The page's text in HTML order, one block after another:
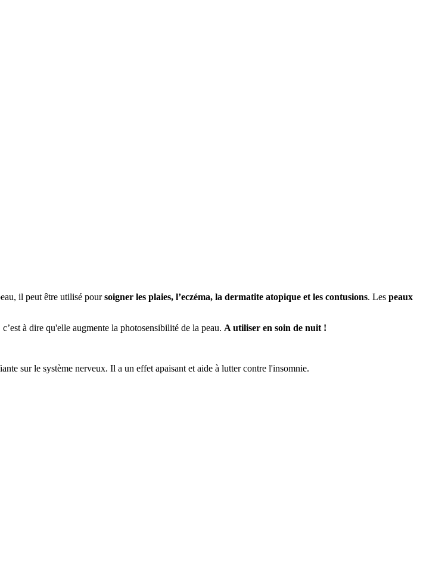
il peut être utilisé poursoigner les plaies, l’eczéma, la dermatite atopique et les contusions. Les peaux
à dire qu'elle augmente la photosensibilité de la peau. A utiliser en soin de nuit !
sur le système nerveux. Il a un effet apaisant et aide à lutter contre l'insomnie.